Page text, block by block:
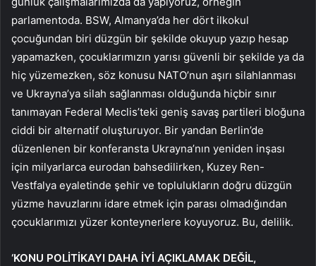
parlamentoda. BSW, Almanya’da her dört ilkokul
çocuğundan biri düzgün bir şekilde okuyup yazıp hesap
yapamazken, çocuklarımızın yarısı güvenli bir şekilde ya da
hiç yüzemezken, söz konusu NATO’nun aşırı silahlanması
ve Ukrayna’ya silah sağlanması olduğunda hiçbir sınır
tanımayan Federal Meclis’teki geniş savaş partileri bloğuna
ciddi bir alternatif oluşturuyor. Bir yandan Berlin’de
düzenlenen bir konferansta Ukrayna’nın yeniden inşası
için milyarlarca eurodan bahsedilirken, Kuzey Ren-
Vestfalya eyaletinde şehir ve toplulukların doğru düzgün
yüzme havuzlarını idare etmek için parası olmadığından
çocuklarımızı yüzer konteynerlere koyuyoruz. Bu, delilik.
‘KONU POLİTİKAYI DAHA İYİ AÇIKLAMAK DEĞİL,